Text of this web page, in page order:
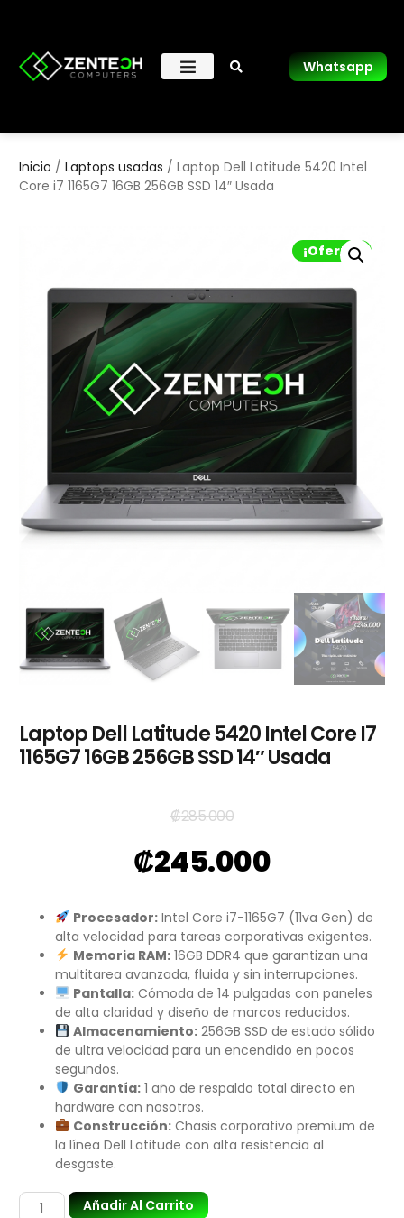
Whatsapp
Inicio / Laptops usadas / Laptop Dell Latitude 5420 Intel
Core i7 1165G7 16GB 256GB SSD 14″ Usada
¡Oferta!
Laptop Dell Latitude 5420 Intel Core I7
1165G7 16GB 256GB SSD 14″ Usada
₡285.000
₡245.000
Procesador:Intel Core i7-1165G7 (11va Gen) de
alta velocidad para tareas corporativas exigentes.
Memoria RAM:16GB DDR4 que garantizan una
multitarea avanzada, fluida y sin interrupciones.
Pantalla:Cómoda de 14 pulgadas con paneles
de alta claridad y diseño de marcos reducidos.
Almacenamiento:256GB SSD de estado sólido
de ultra velocidad para un encendido en pocos
segundos.
Garantía:1 año de respaldo total directo en
hardware con nosotros.
Construcción:Chasis corporativo premium de
la línea Dell Latitude con alta resistencia al
desgaste.
Añadir Al Carrito